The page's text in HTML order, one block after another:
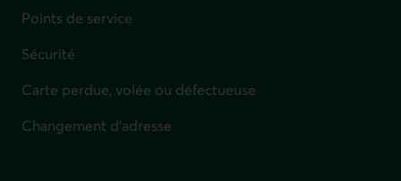
Points de service
Sécurité
Carte perdue, volée ou défectueuse
Changement d'adresse